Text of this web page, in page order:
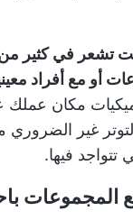
تشعر في كثير من
أو مع أفراد
مكان عملك
غير
تتواجد فيها.
المجموعات